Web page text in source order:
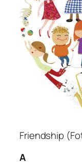
Friendship
A